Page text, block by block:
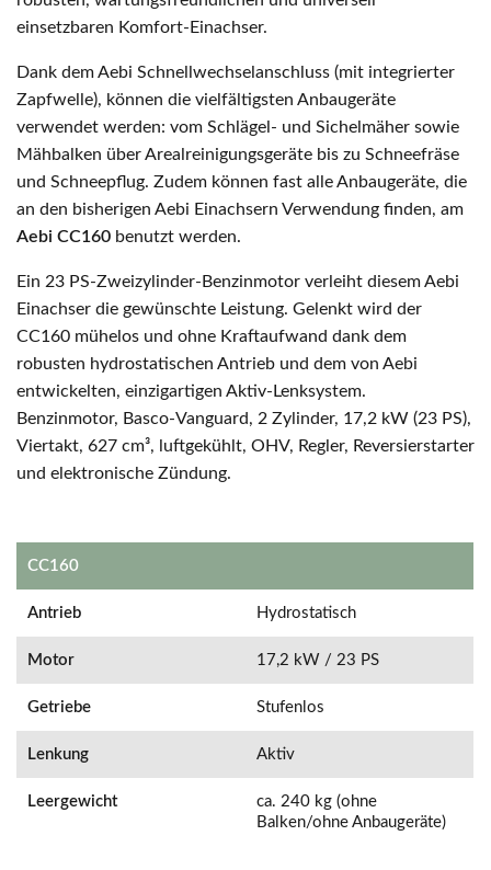
einsetzbaren Komfort-Einachser.
Dank dem Aebi Schnellwechselanschluss (mit integrierter
Zapfwelle), können die vielfältigsten Anbaugeräte
verwendet werden: vom Schlägel- und Sichelmäher sowie
Mähbalken über Arealreinigungsgeräte bis zu Schneefräse
und Schneepflug. Zudem können fast alle Anbaugeräte, die
an den bisherigen Aebi Einachsern Verwendung finden, am
Aebi CC160 benutzt werden.
Ein 23 PS-Zweizylinder-Benzinmotor verleiht diesem Aebi
Einachser die gewünschte Leistung. Gelenkt wird der
CC160 mühelos und ohne Kraftaufwand dank dem
robusten hydrostatischen Antrieb und dem von Aebi
entwickelten, einzigartigen Aktiv-Lenksystem.
Benzinmotor, Basco-Vanguard, 2 Zylinder, 17,2 kW (23 PS),
Viertakt, 627 cm³, luftgekühlt, OHV, Regler, Reversierstarter
und elektronische Zündung.
CC160
Antrieb Hydrostatisch
Motor 17,2 kW / 23 PS
Getriebe Stufenlos
Lenkung Aktiv
Leergewicht
ca. 240 kg (ohne
Balken/ohne Anbaugeräte)